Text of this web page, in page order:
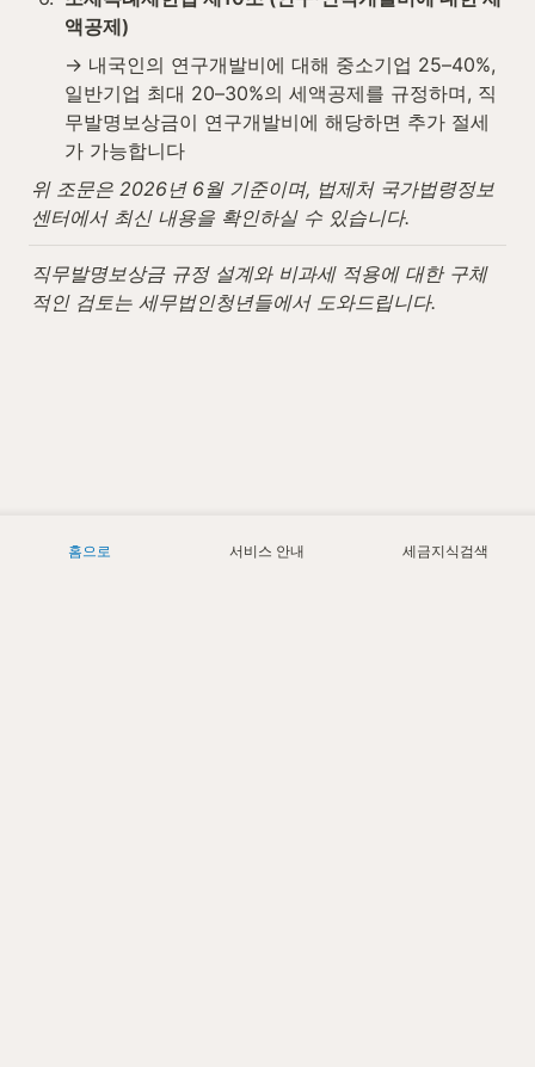
액공제)
→ 내국인의 연구개발비에 대해 중소기업 25–40%,
일반기업 최대 20–30%의 세액공제를 규정하며, 직
무발명보상금이 연구개발비에 해당하면 추가 절세
가 가능합니다
위 조문은 2026년 6월 기준이며, 법제처 국가법령정보
센터에서 최신 내용을 확인하실 수 있습니다.
직무발명보상금 규정 설계와 비과세 적용에 대한 구체
적인 검토는 세무법인청년들에서 도와드립니다.
홈으로 서비스 안내 세금지식검색